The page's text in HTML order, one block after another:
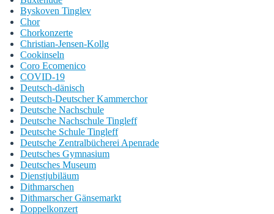
Byskoven Tinglev
Chor
Chorkonzerte
Christian-Jensen-Kollg
Cookinseln
Coro Ecomenico
COVID-19
Deutsch-dänisch
Deutsch-Deutscher Kammerchor
Deutsche Nachschule
Deutsche Nachschule Tingleff
Deutsche Schule Tingleff
Deutsche Zentralbücherei Apenrade
Deutsches Gymnasium
Deutsches Museum
Dienstjubiläum
Dithmarschen
Dithmarscher Gänsemarkt
Doppelkonzert